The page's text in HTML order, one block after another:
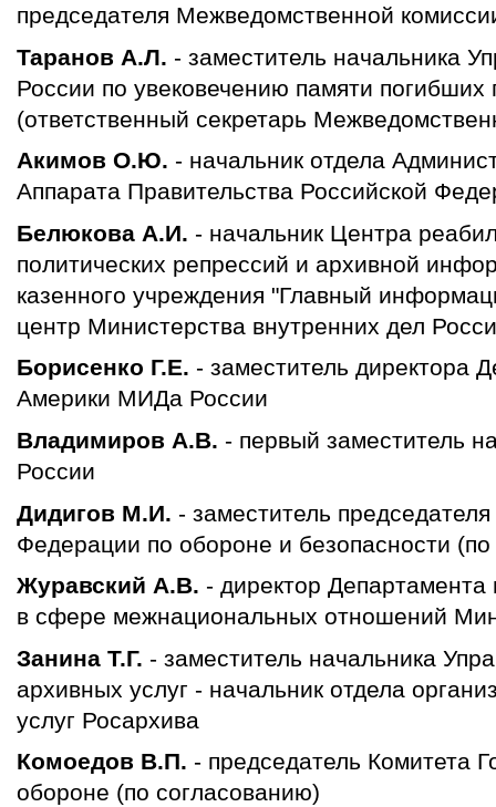
председателя Межведомственной
Таранов А.Л. - заместитель начальника
России по увековечению памяти
(ответственный секретарь
Акимов О.Ю. - начальник отдела
Аппарата Правительства Российской
Белюкова А.И. - начальник Центра
политических репрессий и архивной
казенного учреждения "Главный
центр Министерства внутренних дел
Борисенко Г.Е. - заместитель директора
Америки МИДа России
Владимиров А.В. - первый заместитель
России
Дидигов М.И. - заместитель
Федерации по обороне и безопасности
Журавский А.В. - директор Департамента
в сфере межнациональных отношений
Занина Т.Г. - заместитель начальника
архивных услуг - начальник отдела
услуг Росархива
Комоедов В.П. - председатель Комитета
обороне (по согласованию)